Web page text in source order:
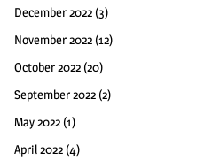
December 2022 (3)
November 2022 (12)
October 2022 (20)
September 2022 (2)
May 2022 (1)
April 2022 (4)